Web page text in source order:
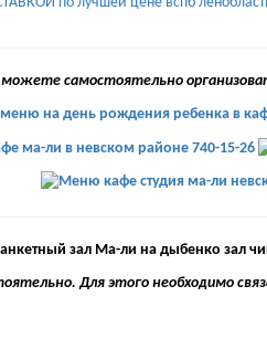
самостоятельно
Для этого необходимо